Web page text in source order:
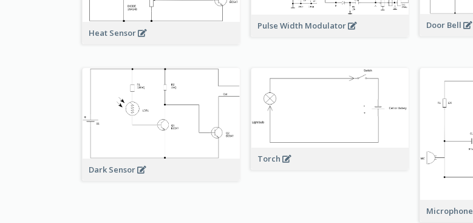
Heat Sensor
Pulse Width Modulator
Door Bell
Dark Sensor
Torch
Microphone